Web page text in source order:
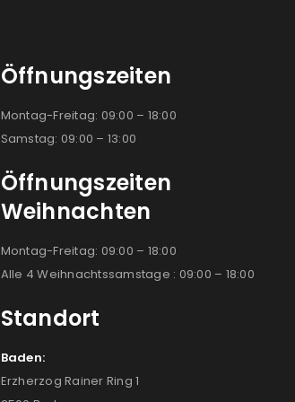
Öffnungszeiten
Montag-Freitag: 09:00 – 18:00
Samstag: 09:00 – 13:00
Öffnungszeiten
Weihnachten
Montag-Freitag: 09:00 – 18:00
Alle 4 Weihnachtssamstage : 09:00 – 18:00
Standort
Baden:
Erzherzog Rainer Ring 1